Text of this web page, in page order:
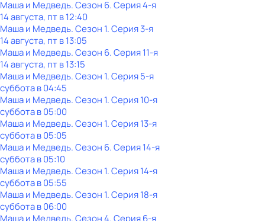
Маша и Медведь. Сезон 6. Серия 4-я
14 августа, пт в 12:40
Маша и Медведь. Сезон 1. Серия 3-я
14 августа, пт в 13:05
Маша и Медведь. Сезон 6. Серия 11-я
14 августа, пт в 13:15
Маша и Медведь. Сезон 1. Серия 5-я
субботав04:45
Маша и Медведь. Сезон 1. Серия 10-я
субботав05:00
Маша и Медведь. Сезон 1. Серия 13-я
субботав05:05
Маша и Медведь. Сезон 6. Серия 14-я
субботав05:10
Маша и Медведь. Сезон 1. Серия 14-я
субботав05:55
Маша и Медведь. Сезон 1. Серия 18-я
субботав06:00
Маша и Медведь. Сезон 4. Серия 6-я